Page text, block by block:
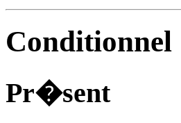
Conditionnel
Pr�sent